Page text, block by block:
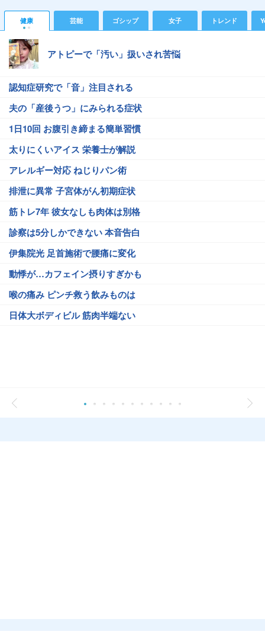
健康 芸能 ゴシップ 女子 トレンド
アトピーで「汚い」扱いされ苦悩
認知症研究で「音」注目される
夫の「産後うつ」にみられる症状
1日10回 お腹引き締まる簡単習慣
太りにくいアイス 栄養士が解説
アレルギー対応 ねじりパン術
排泄に異常 子宮体がん初期症状
筋トレ7年 彼女なしも肉体は別格
診察は5分しかできない 本音告白
伊集院光 足首施術で腰痛に変化
動悸が…カフェイン摂りすぎかも
喉の痛み ピンチ救う飲みものは
日体大ボディビル 筋肉半端ない